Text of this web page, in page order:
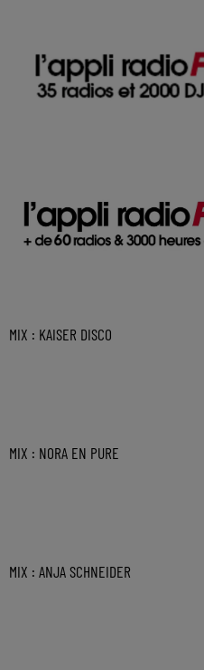
MIX : KAISER DISCO
MIX : NORA EN PURE
MIX : ANJA SCHNEIDER